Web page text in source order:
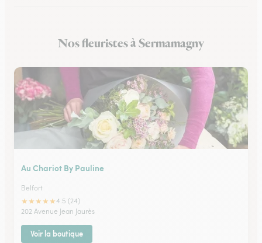
Nos fleuristes à Sermamagny
Au Chariot By Pauline
Belfort
★★★★★4.5 (24)
202 Avenue Jean Jaurès
Voir la boutique